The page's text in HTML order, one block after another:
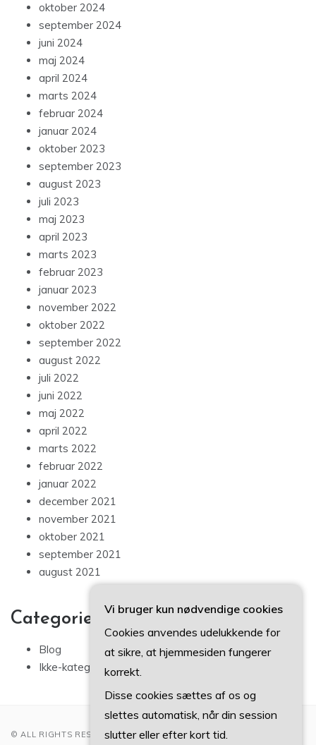
oktober 2024
september 2024
juni 2024
maj 2024
april 2024
marts 2024
februar 2024
januar 2024
oktober 2023
september 2023
august 2023
juli 2023
maj 2023
april 2023
marts 2023
februar 2023
januar 2023
november 2022
oktober 2022
september 2022
august 2022
juli 2022
juni 2022
maj 2022
april 2022
marts 2022
februar 2022
januar 2022
december 2021
november 2021
oktober 2021
september 2021
august 2021
Categories
Blog
Ikke-kategoriseret
© ALL RIGHTS RESERVED 2022
Vi bruger kun nødvendige cookies
Cookies anvendes udelukkende for
at sikre, at hjemmesiden fungerer
korrekt.
Disse cookies sættes af os og
slettes automatisk, når din session
slutter eller efter kort tid.